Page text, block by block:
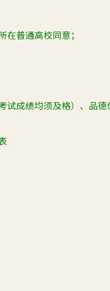
普通高校同意；
试成绩均须及格）、品德